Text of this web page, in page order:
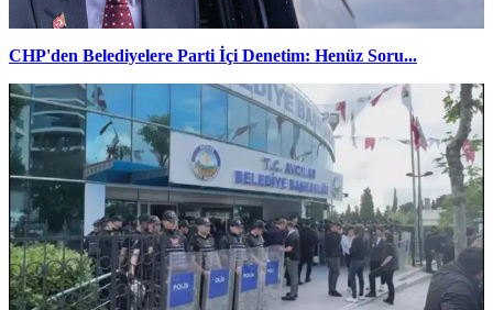
CHP'den Belediyelere Parti İçi Denetim: Henüz Soru...